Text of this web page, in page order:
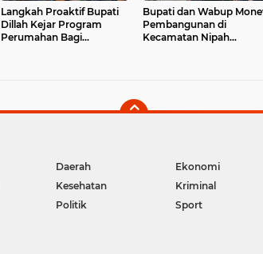
Langkah Proaktif Bupati
Dillah Kejar Program
Perumahan Bagi
Bupati dan Wabup Monev
Pembangunan di
Kecamatan Nipah
Daerah Ekonomi
Kesehatan Kriminal
Politik Sport